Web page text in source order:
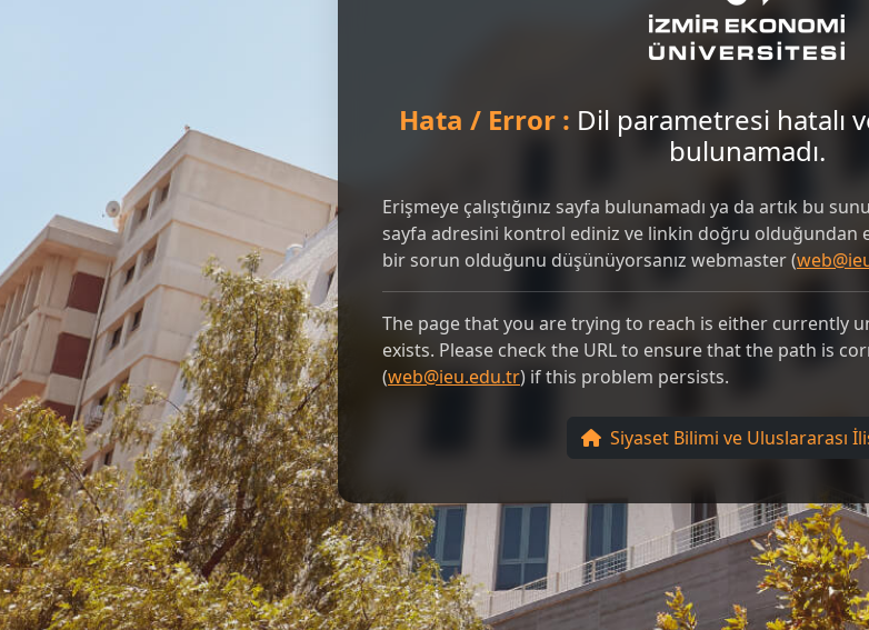
Hata / Error : Dil parametresi hatalı
bulunamadı.
Erişmeye çalıştığınız sayfa bulunamadı ya da artık bu
sayfa adresini kontrol ediniz ve linkin doğru olduğundan
bir sorun olduğunu düşünüyorsanız webmaster (
The page that you are trying to reach is either currently
exists. Please check the URL to ensure that the path is
(web@ieu.edu.tr) if this problem persists.
Siyaset Bilimi ve Uluslararası